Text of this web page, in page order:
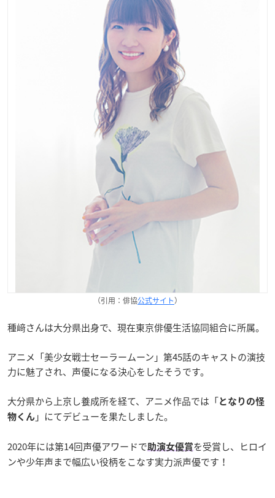
（引用：俳協公式サイト）
種﨑さんは大分県出身で、現在東京俳優生活協同組合に所属。
アニメ「美少女戦士セーラームーン」第45話のキャストの演技
力に魅了され、声優になる決心をしたそうです。
大分県から上京し養成所を経て、アニメ作品では「となりの怪
物くん 」にてデビューを果たしました。
2020年には第14回声優アワードで 助演女優賞を受賞し、ヒロイ
ンや少年声まで幅広い役柄をこなす実力派声優です！